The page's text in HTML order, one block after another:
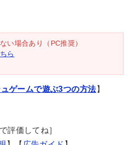
い場合あり（PC推奨）
ら
ゲームで遊ぶ3つの方法】
で評価してね］